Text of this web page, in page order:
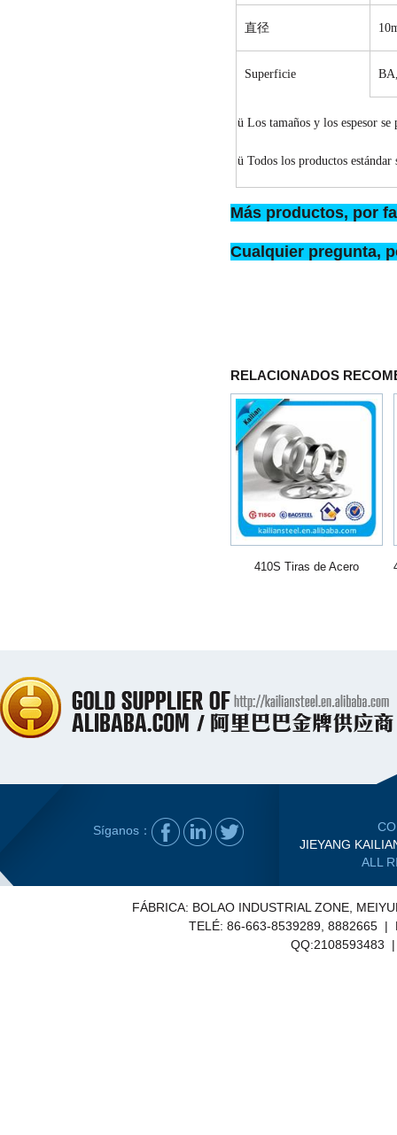
直径 10
Superficie BA
üLos tamaños y los espesor
üTodos los productos
Más productos, por
Cualquier pregunta,
RELACIONADOS
410S Tiras de Acero
Síganos：
JIEYANG
ALL
FÁBRICA: BOLAO INDUSTRIAL ZONE,
TELÉ: 86-663-8539289, 8882665 |
QQ:2108593483